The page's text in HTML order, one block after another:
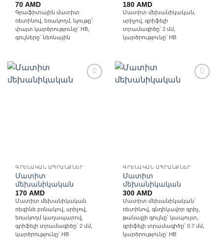
70AMD
Գրաֆիտային մատիտ
ռետինով, եռակողմ, նյութը՝
փայտ կարծրությունը՝ HB,
գույները՝ նեոնային
180AMD
Մատիտ մեխանիկական,
սրիչով, գրիֆելի
տրամագիծը՝ 2 մմ,
կարծրությունը՝ HB
Ավելացնել
ԳՐԵՆԱԿԱՆ ԱՊՐԱՆՔՆԵՐ
Մատիտ
մեխանիկական
170AMD
Մատիտ մեխանիկական
ռեզինե բռնակով, սրիչով,
եռակողմ կաղապարով,
գրիֆելի տրամագիծը՝ 2 մմ,
կարծրությունը՝ HB
Ավելացնել
ԳՐԵՆԱԿԱՆ ԱՊՐԱՆՔՆԵՐ
Մատիտ
մեխանիկական
300AMD
Մատիտ մեխանիկական`
ռետինով, գնդիկավոր գրիչ,
թանաքի գույնը՝ կապույտ,
գրիֆելի տրամագիծը՝ 0.7 մմ,
կարծրությունը՝ HB